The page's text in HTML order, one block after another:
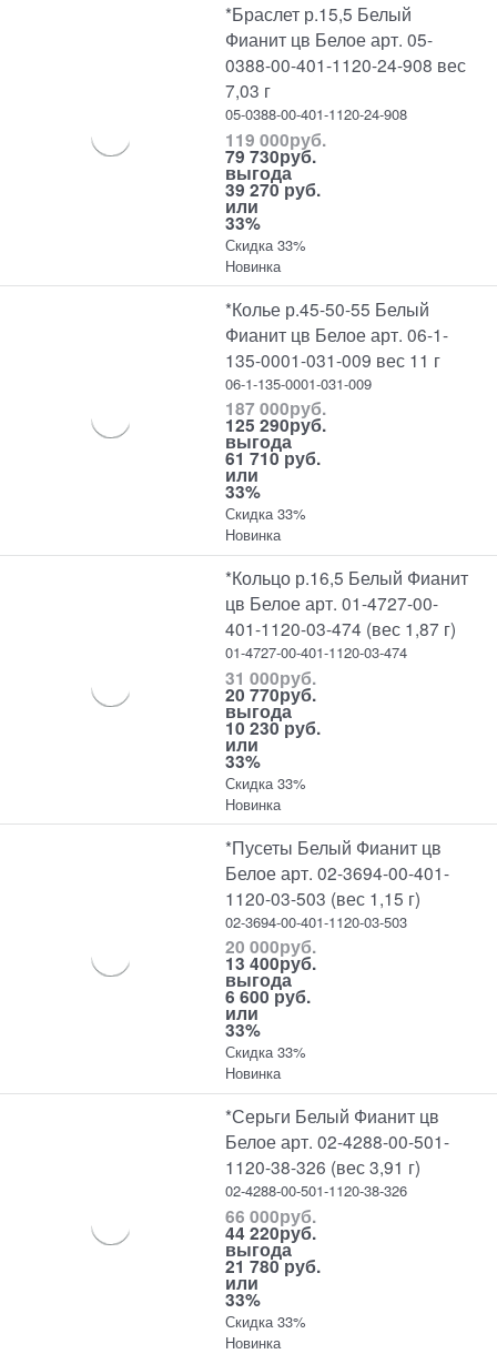
*Браслет р.15,5 Белый
Фианит цв Белое арт. 05-
0388-00-401-1120-24-908 вес
7,03 г
05-0388-00-401-1120-24-908
119 000руб.
79 730руб.
выгода
39 270 руб.
или
33%
Скидка 33%
Новинка
*Колье р.45-50-55 Белый
Фианит цв Белое арт. 06-1-
135-0001-031-009 вес 11 г
06-1-135-0001-031-009
187 000руб.
125 290руб.
выгода
61 710 руб.
или
33%
Скидка 33%
Новинка
*Кольцо р.16,5 Белый Фианит
цв Белое арт. 01-4727-00-
401-1120-03-474 (вес 1,87 г)
01-4727-00-401-1120-03-474
31 000руб.
20 770руб.
выгода
10 230 руб.
или
33%
Скидка 33%
Новинка
*Пусеты Белый Фианит цв
Белое арт. 02-3694-00-401-
1120-03-503 (вес 1,15 г)
02-3694-00-401-1120-03-503
20 000руб.
13 400руб.
выгода
6 600 руб.
или
33%
Скидка 33%
Новинка
*Серьги Белый Фианит цв
Белое арт. 02-4288-00-501-
1120-38-326 (вес 3,91 г)
02-4288-00-501-1120-38-326
66 000руб.
44 220руб.
выгода
21 780 руб.
или
33%
Скидка 33%
Новинка